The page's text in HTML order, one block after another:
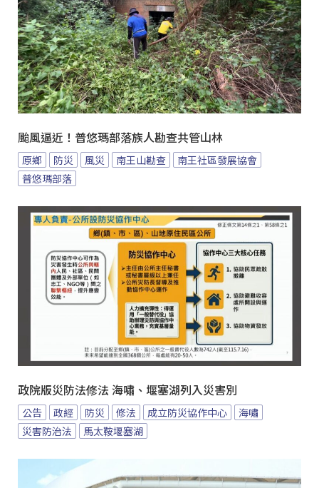
颱風逼近！普悠瑪部落族人勘查共管山林
原鄉 防災 風災 南王山勘查
南王社區發展協會
普悠瑪部落
政院版災防法修法 海嘯、堰塞湖列入災害別
公告 政經 防災 修法 成立防災協作中心
海嘯
災害防治法
馬太鞍堰塞湖